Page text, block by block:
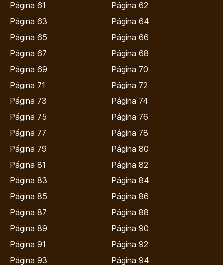
Página 61
Página 62
Página 63
Página 64
Página 65
Página 66
Página 67
Página 68
Página 69
Página 70
Página 71
Página 72
Página 73
Página 74
Página 75
Página 76
Página 77
Página 78
Página 79
Página 80
Página 81
Página 82
Página 83
Página 84
Página 85
Página 86
Página 87
Página 88
Página 89
Página 90
Página 91
Página 92
Página 93
Página 94